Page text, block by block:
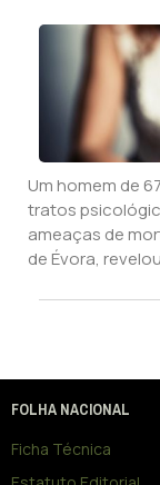
Um homem de
tratos
ameaças de
de Évora,
FOLHA NACIONAL
Ficha Técnica